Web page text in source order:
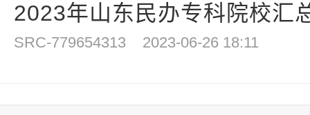
2023年山东民办专科院校汇
SRC-779654313 2023-06-26 18:11